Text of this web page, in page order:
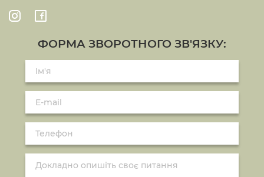
ФОРМА ЗВОРОТНОГО ЗВ'ЯЗКУ: